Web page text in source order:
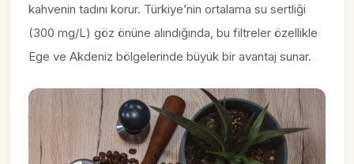
kahvenin tadını korur. Türkiye’nin ortalama su sertliği
(300 mg/L) göz önüne alındığında, bu filtreler özellikle
Ege ve Akdeniz bölgelerinde büyük bir avantaj sunar.